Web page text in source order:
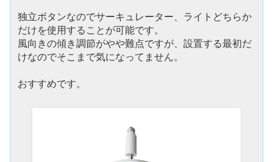
独立ボタンなのでサーキュレーター、ライトどちらか
だけを使用することが可能です。
風向きの傾き調節がやや難点ですが、設置する最初だ
けなのでそこまで気になってません。
おすすめです。